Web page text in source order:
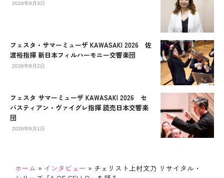
2026年8月3日
フェスタ・サマーミューザ KAWASAKI 2026 佐
渡裕指揮 新日本フィルハーモニー交響楽団
2026年8月2日
フェスタ サマーミューザ KAWASAKI 2026 セ
バスティアン・ヴァイグレ指揮 読売日本交響楽
団
2026年8月1日
ホーム » インタビュー » チェリスト上村文乃 リサイタル・